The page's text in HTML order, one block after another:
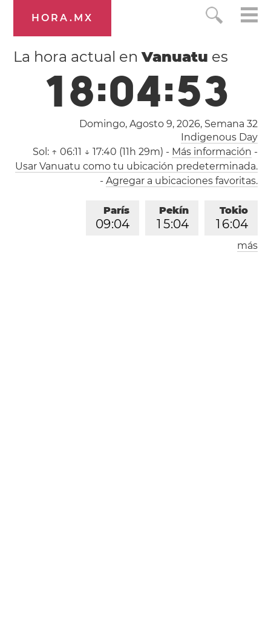
HORA.MX
La hora actual enVanuatu es
18:04:54
Domingo, Agosto 9, 2026, Semana 32
Indigenous Day
Sol: ↑ 06:11 ↓ 17:40 (11h 29m) - Más información -
Usar Vanuatu como tu ubicación predeterminada.
- Agregar a ubicaciones favoritas.
Tokio
1 6:04
Pekín
1 5:04
París
09:04
Londres
más